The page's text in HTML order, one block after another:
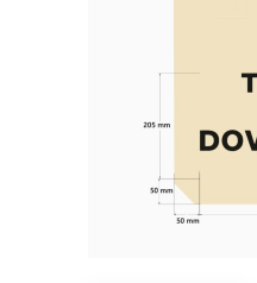
szerokość 5